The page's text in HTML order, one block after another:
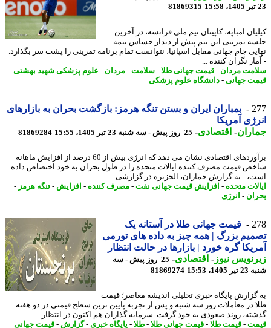
81869315
امباپه، کاپیتان تیم ملی فرانسه، در آخرین
تمرینی این تیم پیش از دیدار حساس نیمه
جام جهانی مقابل اسپانیا، نتوانست تمام برنامه تمرینی را پشت سر بگذارد.
نگران کننده ...
مردان - قیمت جهانی طلا-سلامت-مردان - علوم پزشکی شهید بهشتی-
جهانی-دانشگاه علوم پزشکی
بمباران ایران و بستن تنگه هرمز: بازگشت بحران به بازارهای
آمریکا
- اقتصادی-25 روز پیش - سه شنبه 23 تیر 1405، 15:55 81869284
برآوردهای اقتصادی نشان می دهد که انرژی بیش از 60 درصد از افزایش ماهانه
قیمت مصرف کننده ایالات متحده را در طول بحران به خود اختصاص داده
- به گزارش جماران، الجزیره در گزارشی ...
متحده-افزایش قیمت جهانی نفت -مصرف کننده-افزایش -تنگه هرمز-
- انرژی
قیمت جهانی طلا در آستانه یک
بزرگ | همه چیز به داده های تورمی
گره خورد | بازارها در حالت انتظار
نیوز-اقتصادی-
25 روز پیش - سه
15:53
81869274
پایگاه خبری تحلیلی اندیشه معاصر؛ قیمت
در معاملات روز سه شنبه و پس از تجربه پایین ترین سطح قیمتی در دو هفته
روند صعودی به خود گرفت. سرمایه گذاران هم اکنون در انتظار ...
-قیمت طلا-قیمت جهانی طلا-طلا-پایگاه خبری- گزارش -قیمت جهانی